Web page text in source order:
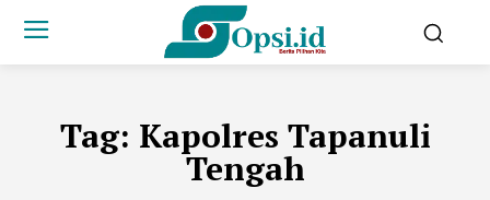
Tag: Kapolres Tapanuli
Tengah